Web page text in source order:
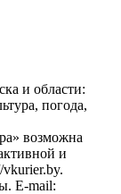
и области:
погода,
возможна
и
E-mail: